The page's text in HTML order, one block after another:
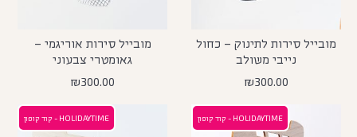
מובייל סירות לתינוק – כחול
נייבי משולב
₪300.00
מובייל סירות אוריגמי –
גאומטרי צבעוני
₪300.00
HOLIDAYTIME - קוד קופון HOLIDAYTIME - קוד קופון